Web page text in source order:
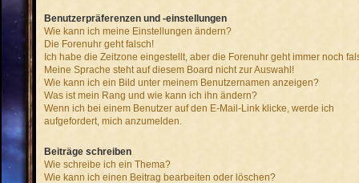
Benutzerpräferenzen und -einstellungen
Wie kann ich meine Einstellungen ändern?
Die Forenuhr geht falsch!
Ich habe die Zeitzone eingestellt, aber die Forenuhr geht immer noch
Meine Sprache steht auf diesem Board nicht zur Auswahl!
Wie kann ich ein Bild unter meinem Benutzernamen anzeigen?
Was ist mein Rang und wie kann ich ihn ändern?
Wenn ich bei einem Benutzer auf den E-Mail-Link klicke, werde ich
aufgefordert, mich anzumelden.
Beiträge schreiben
Wie schreibe ich ein Thema?
Wie kann ich einen Beitrag bearbeiten oder löschen?